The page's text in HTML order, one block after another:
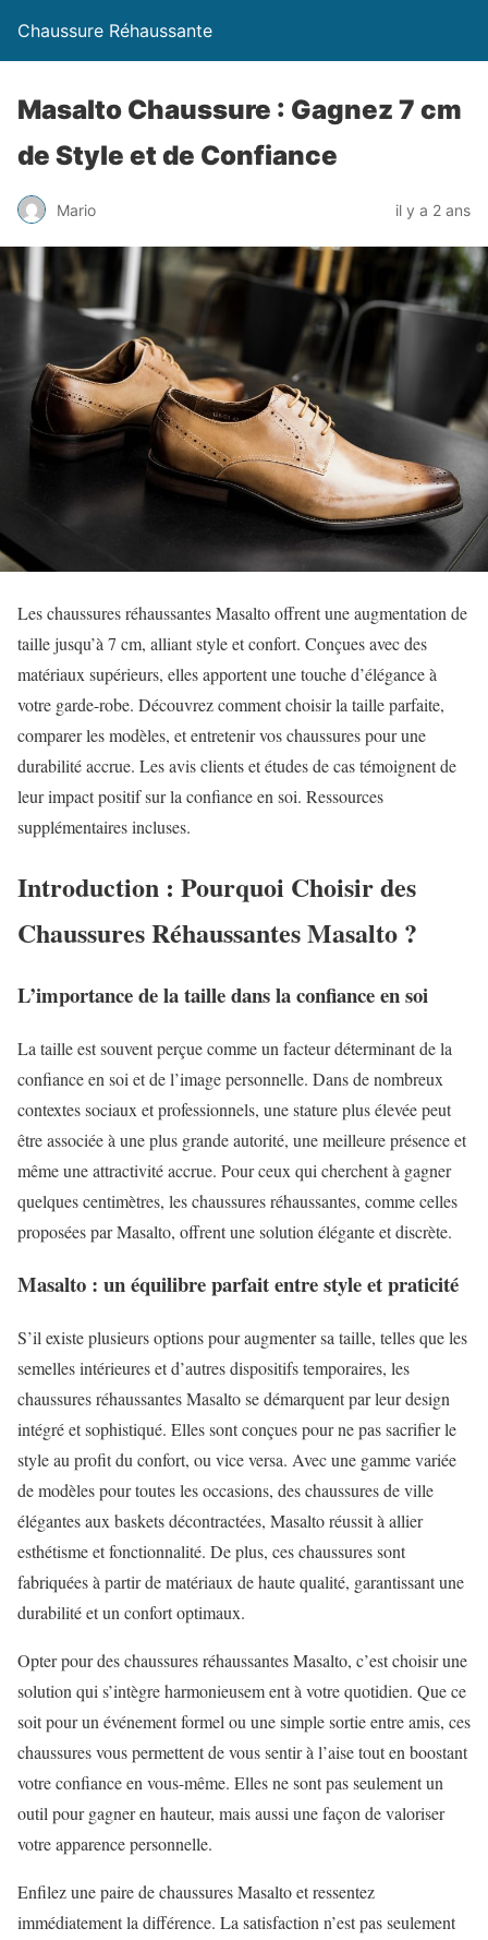
Chaussure Réhaussante
Masalto Chaussure : Gagnez 7 cm
de Style et de Confiance
Mario il y a 2 ans
Les chaussures réhaussantes Masalto offrent une augmentation de
taille jusqu’à 7 cm, alliant style et confort. Conçues avec des
matériaux supérieurs, elles apportent une touche d’élégance à
votre garde-robe. Découvrez comment choisir la taille parfaite,
comparer les modèles, et entretenir vos chaussures pour une
durabilité accrue. Les avis clients et études de cas témoignent de
leur impact positif sur la confiance en soi. Ressources
supplémentaires incluses.
Introduction : Pourquoi Choisir des
Chaussures Réhaussantes Masalto ?
L’importance de la taille dans la confiance en soi
La taille est souvent perçue comme un facteur déterminant de la
confiance en soi et de l’image personnelle. Dans de nombreux
contextes sociaux et professionnels, une stature plus élevée peut
être associée à une plus grande autorité, une meilleure présence et
même une attractivité accrue. Pour ceux qui cherchent à gagner
quelques centimètres, les chaussures réhaussantes, comme celles
proposées par Masalto, offrent une solution élégante et discrète.
Masalto : un équilibre parfait entre style et praticité
S’il existe plusieurs options pour augmenter sa taille, telles que les
semelles intérieures et d’autres dispositifs temporaires, les
chaussures réhaussantes Masalto se démarquent par leur design
intégré et sophistiqué. Elles sont conçues pour ne pas sacrifier le
style au profit du confort, ou vice versa. Avec une gamme variée
de modèles pour toutes les occasions, des chaussures de ville
élégantes aux baskets décontractées, Masalto réussit à allier
esthétisme et fonctionnalité. De plus, ces chaussures sont
fabriquées à partir de matériaux de haute qualité, garantissant une
durabilité et un confort optimaux.
Opter pour des chaussures réhaussantes Masalto, c’est choisir une
solution qui s’intègre harmonieusem ent à votre quotidien. Que ce
soit pour un événement formel ou une simple sortie entre amis, ces
chaussures vous permettent de vous sentir à l’aise tout en boostant
votre confiance en vous-même. Elles ne sont pas seulement un
outil pour gagner en hauteur, mais aussi une façon de valoriser
votre apparence personnelle.
Enfilez une paire de chaussures Masalto et ressentez
immédiatement la différence. La satisfaction n’est pas seulement